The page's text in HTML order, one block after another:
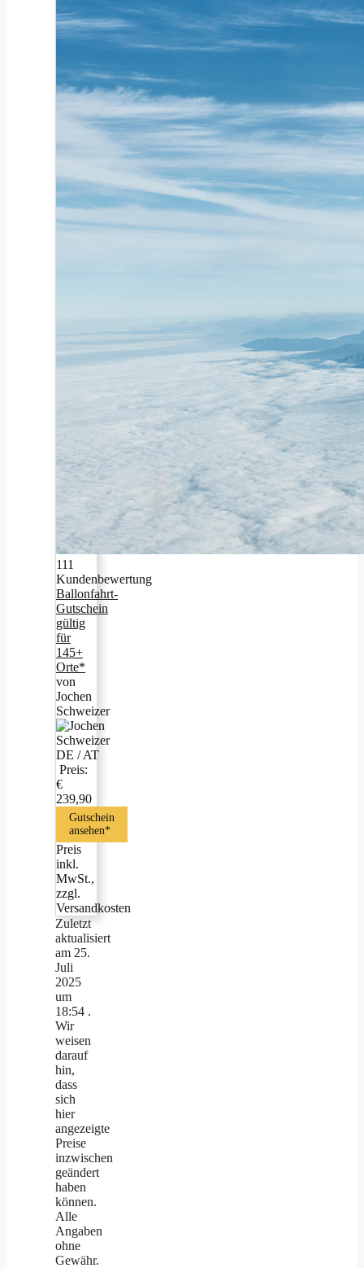
111
Kundenbewertung
Ballonfahrt-
Gutschein
gültig
für
145+
Orte*
von
Jochen
Schweizer
Preis:
€
239,90
Gutschein
ansehen*
Preis
inkl.
MwSt.,
zzgl.
Versandkosten
Zuletzt
aktualisiert
am 25.
Juli
2025
um
18:54 .
Wir
weisen
darauf
hin,
dass
sich
hier
angezeigte
Preise
inzwischen
geändert
haben
können.
Alle
Angaben
ohne
Gewähr.